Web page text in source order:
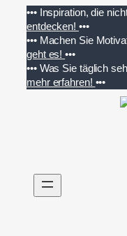
Inhalt
springen
••• Inspiration, die
entdecken! •••
••• Machen Sie
geht es!•••
••• Was Sie täglich
mehr erfahren! •••